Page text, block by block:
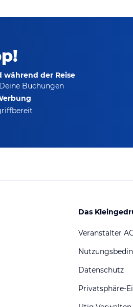
während der Reise
Buchungen
Das
Veranstalter
Datenschutz
Privatsphäre-